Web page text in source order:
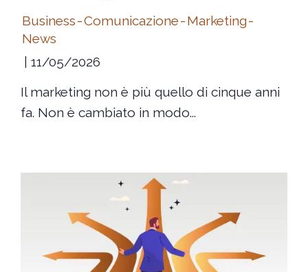
Business-Comunicazione-Marketing-
News
11/05/2026
Il marketing non è più quello di cinque anni
fa. Non è cambiato in modo...